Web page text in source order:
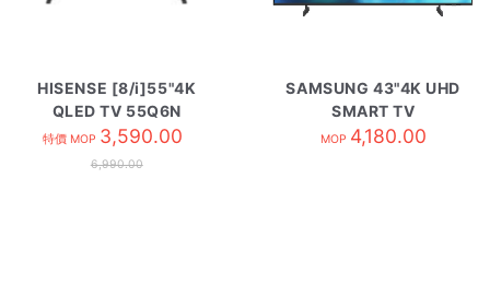
HISENSE [8/i]55"4K
QLED TV 55Q6N
特價 MOP 3,590.00
6,990.00
SAMSUNG 43"4K UHD
SMART TV
UA43U8500HJXZK
MOP 4,180.00